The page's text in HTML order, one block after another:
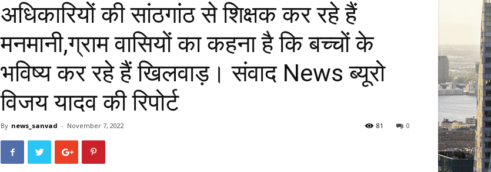
अधिकारियों की सांठगांठ से शिक्षक कर रहे हैं
मनमानी,ग्राम वासियों का कहना है कि बच्चों के
भविष्य कर रहे हैं खिलवाड़। संवाद News ब्यूरो
विजय यादव की रिपोर्ट
By news_sanvad - November 7, 2022 0
81